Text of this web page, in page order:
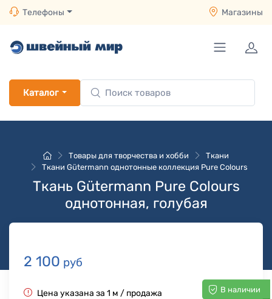
Телефоны Магазины
Каталог
Товары для творчества и хобби
Ткани
Ткани Gütermann однотонные коллекция Pure Colours
Ткань Gütermann Pure Colours
однотонная, голубая
2 100 руб
В наличии
Цена указана за 1 м / продажа